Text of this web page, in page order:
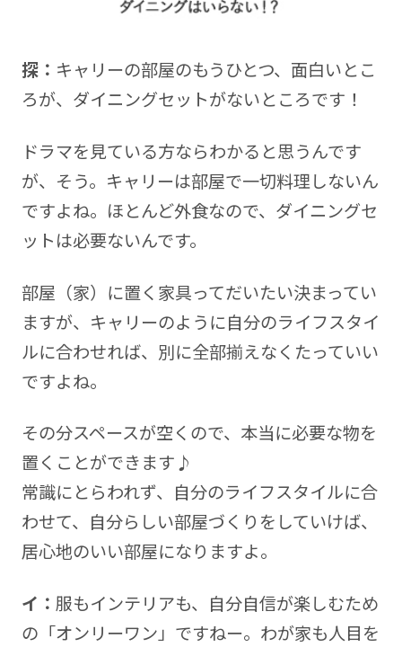
探： キャリーの部屋のもうひとつ、面白いとこ
ろが、ダイニングセットがないところです！
ドラマを見ている方ならわかると思うんです
が、そう。キャリーは部屋で一切料理しないん
ですよね。ほとんど外食なので、ダイニングセ
ットは必要ないんです。
部屋（家）に置く家具ってだいたい決まってい
ますが、キャリーのように自分のライフスタイ
ルに合わせれば、別に全部揃えなくたっていい
ですよね。
その分スペースが空くので、本当に必要な物を
置くことができます♪
常識にとらわれず、自分のライフスタイルに合
わせて、自分らしい部屋づくりをしていけば、
居心地のいい部屋になりますよ。
イ： 服もインテリアも、自分自信が楽しむため
の「オンリーワン」ですねー。わが家も人目を